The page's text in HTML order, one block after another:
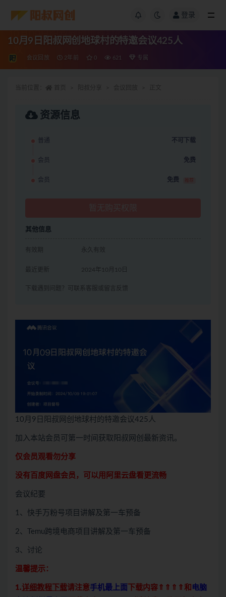
登录
10月9日阳叔网创地球村的特邀会议425人
会议回放 2年前 0 621 专属
资源信息
普通 不可下载
会员 免费
会员 免费 推荐
其他信息
有效期 永久有效
最近更新 2024年10月10日
下载遇到问题？可联系客服或留言反馈
10月9日阳叔网创地球村的特邀会议425人
加入本站会员可第一时间获取阳叔网创最新资讯。
仅会员观看勿分享
没有百度网盘会员，可以用阿里云盘看更流畅
会议纪要
1、快手万粉号项目讲解及第一车预备
2、Temu跨境电商项目讲解及第一车预备
3、讨论
温馨提示：
1.详细教程下载请注意手机最上面 下载内容⇑⇑⇑⇑和 电脑